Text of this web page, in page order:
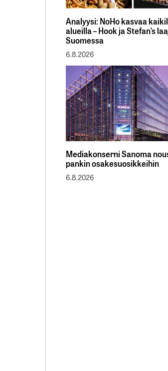
Analyysi: NoHo kasvaa
alueilla – Hook ja Stefan’s
Suomessa
6.8.2026
Mediakonserni Sanoma
pankin osakesuosikkeihin
6.8.2026